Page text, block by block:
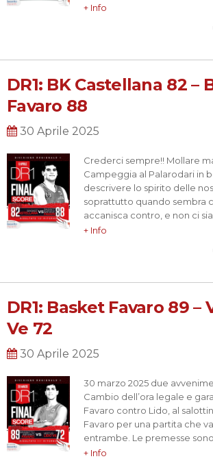
nessuna delle formazioni che
di iniziare la partita è
+ Info
DR1: BK Castellana 82 –
Favaro 88
30 Aprile 2025
Crederci sempre!! Mollare
Campeggia al Palarodari in
descrivere lo spirito delle
soprattutto quando sembra
accanisca contro, e non ci
e il destino sia andare
davanti questa settimana,
+ Info
DR1: Basket Favaro 89 –
Ve 72
30 Aprile 2025
30 marzo 2025 due
Cambio dell’ora legale e
Favaro contro Lido, al
Favaro per una partita che
entrambe. Le premesse
grande giornata, 7 triple nei
+ Info